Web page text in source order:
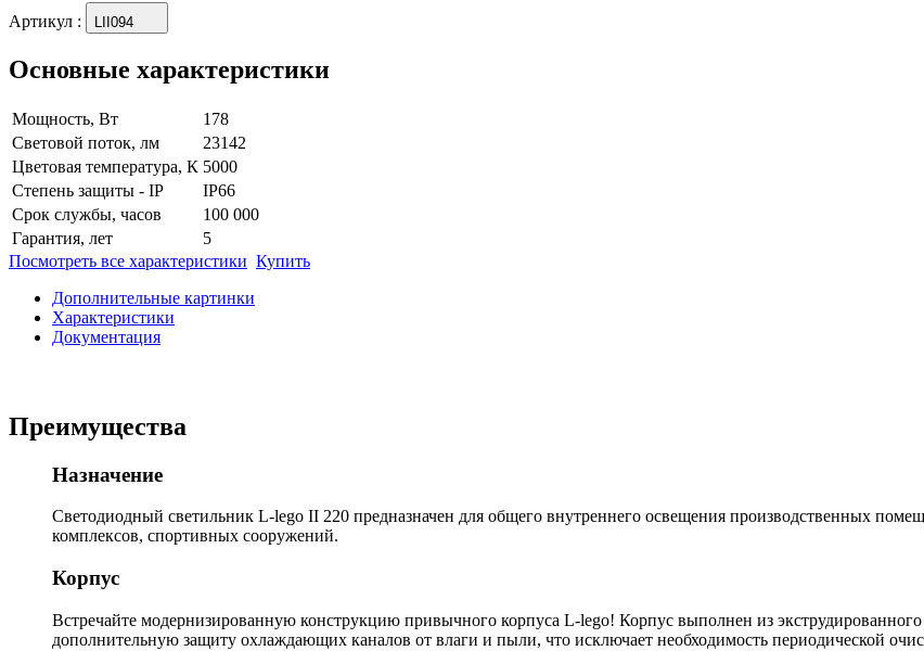
Артикул : LII094
Основные характеристики
Мощность, Вт
178
Световой поток, лм
23142
Цветовая температура, К 5000
Степень защиты - IP
IP66
Срок службы, часов
100 000
Гарантия, лет
5
Посмотреть все характеристики Купить
Дополнительные картинки
Характеристики
Документация
Преимущества
Назначение
Светодиодный светильник L-lego II 220 предназначен для общего внутреннего освещения производственных
комплексов, спортивных сооружений.
Корпус
Встречайте модернизированную конструкцию привычного корпуса L-lego! Корпус выполнен из
дополнительную защиту охлаждающих каналов от влаги и пыли, что исключает необходимость периодической